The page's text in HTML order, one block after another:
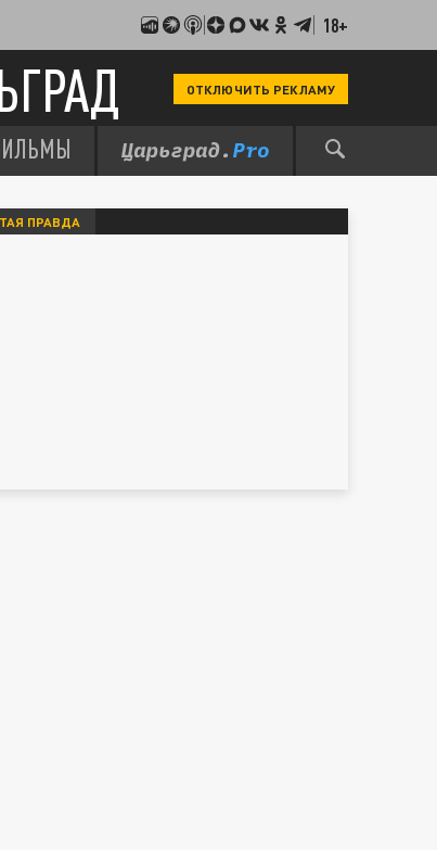
18+
ОТКЛЮЧИТЬ РЕКЛАМУ
ПРАВДА